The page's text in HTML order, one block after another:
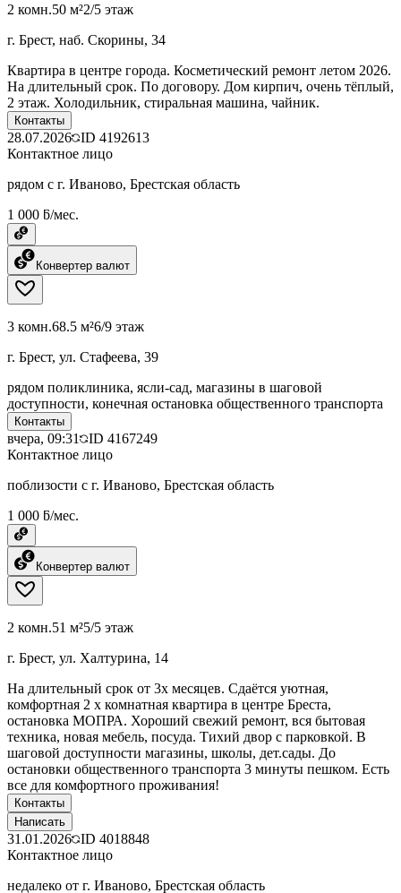
2 комн.50 м²2/5 этаж
г. Брест, наб. Скорины, 34
Квартира в центре города. Косметический ремонт летом 2026.
На длительный срок. По договору. Дом кирпич, очень тёплый,
2 этаж. Холодильник, стиральная машина, чайник.
Контакты
28.07.2026 ID 4192613
Контактное лицо
рядом с г. Иваново, Брестская область
1 000 ƃ/мес.
Конвертер валют
3 комн.68.5 м²6/9 этаж
г. Брест, ул. Стафеева, 39
рядом поликлиника, ясли-сад, магазины в шаговой
доступности, конечная остановка общественного транспорта
Контакты
вчера, 09:31 ID 4167249
Контактное лицо
поблизости с г. Иваново, Брестская область
1 000 ƃ/мес.
Конвертер валют
2 комн.51 м²5/5 этаж
г. Брест, ул. Халтурина, 14
На длительный срок от 3х месяцев. Сдаётся уютная,
комфортная 2 х комнатная квартира в центре Бреста,
остановка МОПРА. Хороший свежий ремонт, вся бытовая
техника, новая мебель, посуда. Тихий двор с парковкой. В
шаговой доступности магазины, школы, дет.сады. До
остановки общественного транспорта 3 минуты пешком. Есть
все для комфортного проживания!
Контакты
Написать
31.01.2026 ID 4018848
Контактное лицо
недалеко от г. Иваново, Брестская область